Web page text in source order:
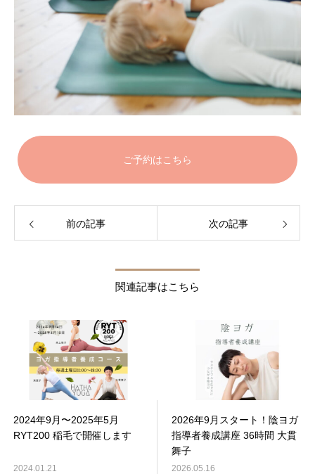
ご予約はこちら
前の記事 次の記事
関連記事はこちら
2024年9月〜2025年5月
RYT200 稲毛で開催します
2024.01.21
2026年9月スタート！陰ヨガ
指導者養成講座 36時間 大貫
舞子
2026.05.16